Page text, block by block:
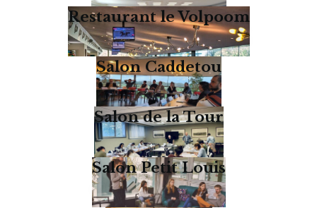
Restaurant le Volpoom
Salon Caddetou
Salon de la Tour
Salon Petit Louis